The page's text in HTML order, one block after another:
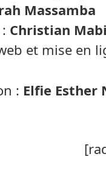
Massamba
Christian
et mise en
: Elfie Esther